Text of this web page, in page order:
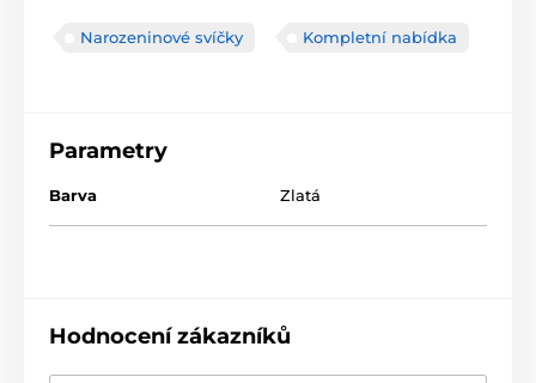
Narozeninové svíčky Kompletní nabídka
Parametry
Barva Zlatá
Hodnocení zákazníků